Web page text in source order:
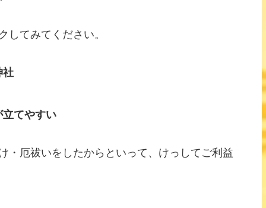
してみてください。
社
てやすい
・厄祓いをしたからといって、けっしてご利益